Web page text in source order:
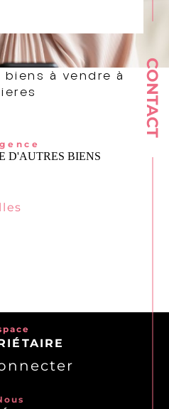
CONTACT
D'AUTRES BIENS
Nous